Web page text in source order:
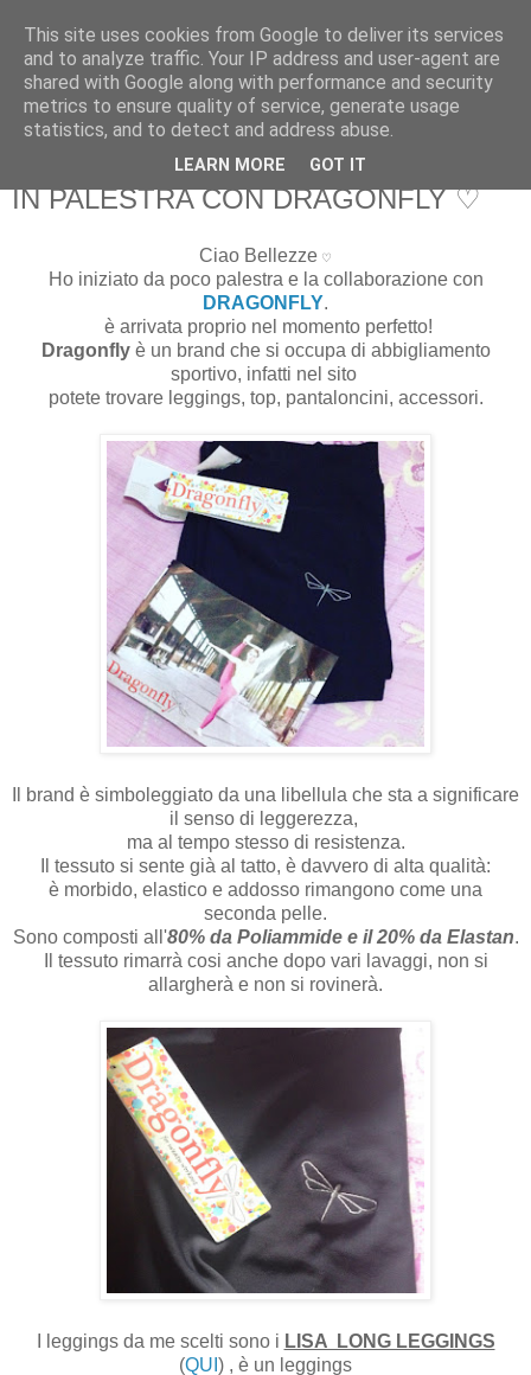
Martone Laura
Martone Laura
domenica, ottobre 11, 2015
IN PALESTRA CON DRAGONFLY ♡
Ciao Bellezze ♡
Ho iniziato da poco palestra e la collaborazione con
DRAGONFLY.
è arrivata proprio nel momento perfetto!
Dragonflyè un brand che si occupa di abbigliamento
sportivo, infatti nel sito
potete trovare leggings, top, pantaloncini, accessori.
Il brand è simboleggiato da una libellula che sta a significare
il senso di leggerezza,
ma al tempo stesso di resistenza.
Il tessuto si sente già al tatto, è davvero di alta qualità:
è morbido, elastico e addosso rimangono come una
seconda pelle.
Sono composti all'80% da Poliammide e il 20% da Elastan.
Il tessuto rimarrà cosi anche dopo vari lavaggi, non si
allargherà e non si rovinerà.
I leggings da me scelti sono i LISA LONG LEGGINGS
(QUI ) , è un leggings
This site uses cookies from Google to deliver its services
and to analyze traffic. Your IP address and user-agent are
shared with Google along with performance and security
metrics to ensure quality of service, generate usage
statistics, and to detect and address abuse.
LEARN MORE GOT IT